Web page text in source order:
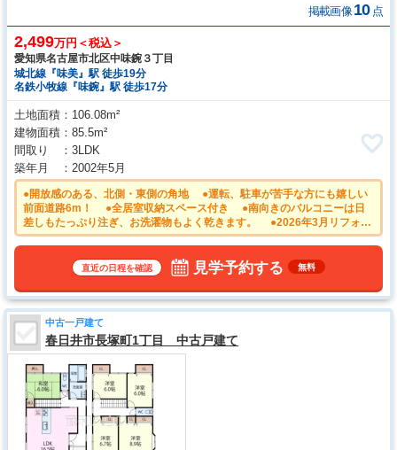
掲載画像 10 点
2,499万円＜税込＞
愛知県名古屋市北区中味鋺３丁目
城北線『味美』駅 徒歩19分
名鉄小牧線『味鋺』駅 徒歩17分
土地面積
106.08m²
建物面積
85.5m²
間取り
3LDK
築年月
2002年5月
●開放感のある、北側・東側の角地 ●運転、駐車が苦手な方にも嬉しい
前面道路6m！ ●全居室収納スペース付き ●南向きのバルコニーは日
差しもたっぷり注ぎ、お洗濯物もよく乾きます。 ●2026年3月リフォー
ム完了済み キッチン／トイレ／洗面／クロス張替え 他
直近の日程を確認 見学予約する 無料
中古一戸建て
春日井市長塚町1丁目 中古戸建て